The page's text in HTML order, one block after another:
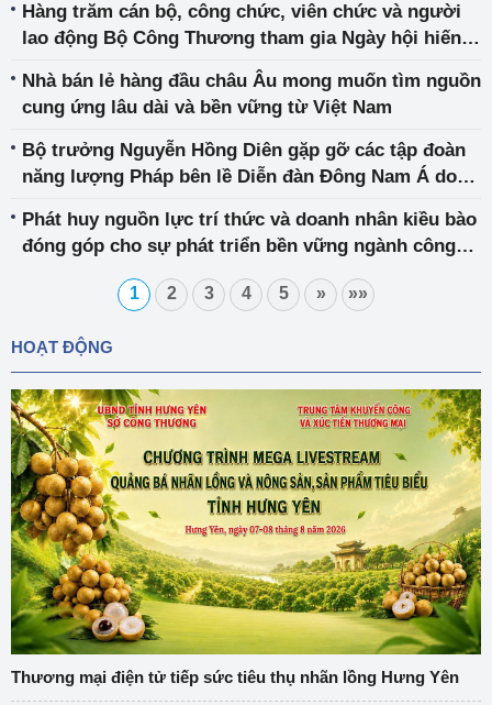
Hàng trăm cán bộ, công chức, viên chức và người
lao động Bộ Công Thương tham gia Ngày hội hiến
Nhà bán lẻ hàng đầu châu Âu mong muốn tìm nguồn
cung ứng lâu dài và bền vững từ Việt Nam
Bộ trưởng Nguyễn Hồng Diên gặp gỡ các tập đoàn
năng lượng Pháp bên lề Diễn đàn Đông Nam Á do
Phát huy nguồn lực trí thức và doanh nhân kiều bào
đóng góp cho sự phát triển bền vững ngành công
1 2 3 4 5 » »»
HOẠT ĐỘNG
Thương mại điện tử tiếp sức tiêu thụ nhãn lồng Hưng Yên